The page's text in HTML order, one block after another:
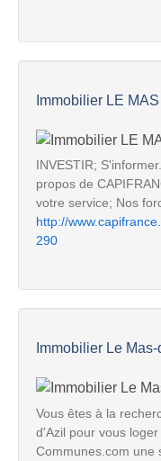
Immobilier LE
INVESTIR;
propos de
votre service; Nos
http://
290
Immobilier Le
Vous êtes à la
d'Azil pour vous
Communes.com une